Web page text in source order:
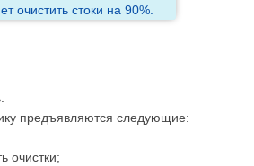
очистить стоки на 90%.
предъявляются следующие:
очистки;